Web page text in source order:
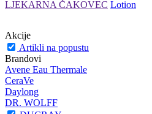
LJEKARNA ČAKOVEC Lotion
Akcije
Artikli na popustu
Brandovi
Avene Eau Thermale
CeraVe
Daylong
DR. WOLFF